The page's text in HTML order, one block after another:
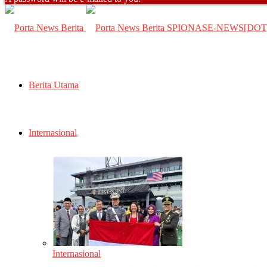
SPIONASE-
Berita Utama
Internasional
Internasional